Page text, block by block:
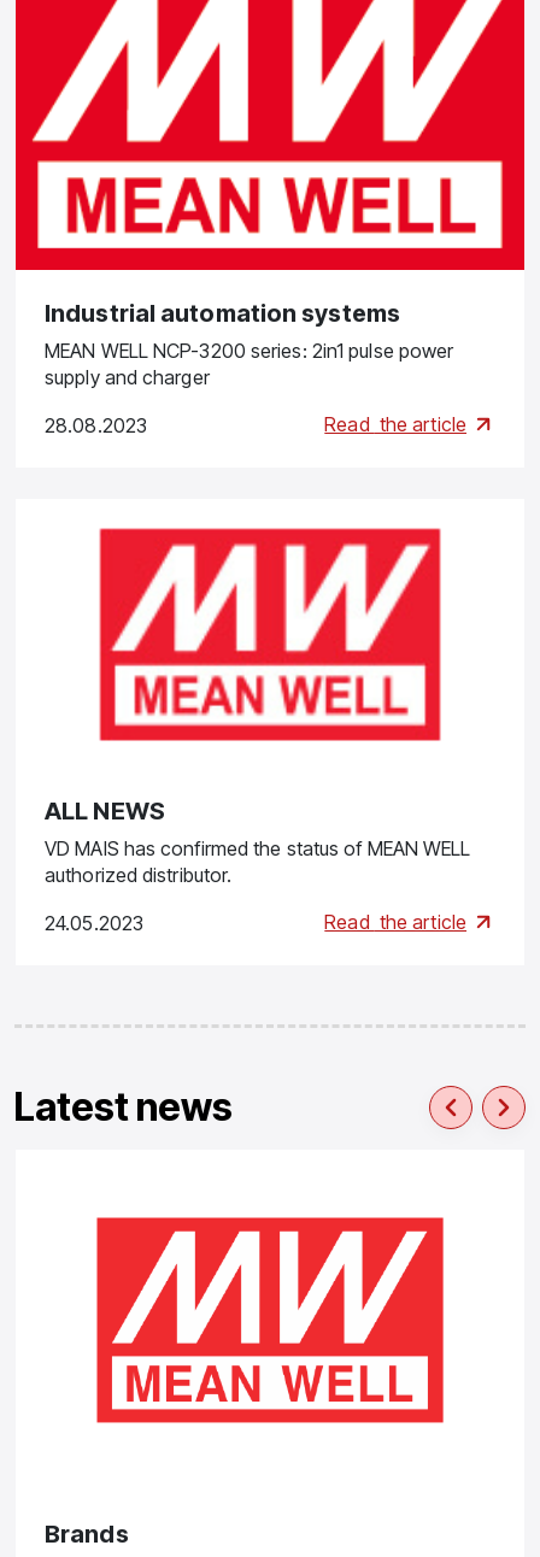
Industrial automation systems
MEAN WELL NCP-3200 series: 2in1 pulse power
supply and charger
28.08.2023 Read the article
ALL NEWS
VD MAIS has confirmed the status of MEAN WELL
authorized distributor.
24.05.2023 Read the article
Latest news
Brands